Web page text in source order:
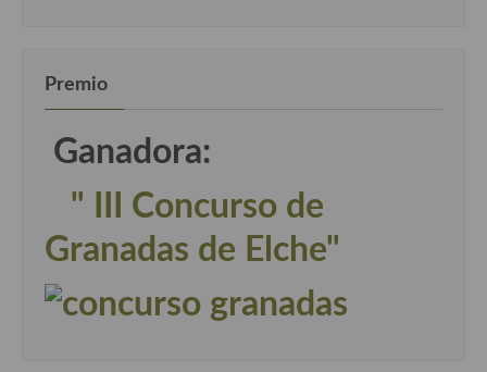
Premio
Ganadora:
" III Concurso de
Granadas de Elche"